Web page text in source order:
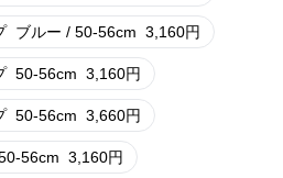
ブルー / 50-56cm 3,160円
50-56cm 3,160円
50-56cm 3,660円
56cm 3,160円